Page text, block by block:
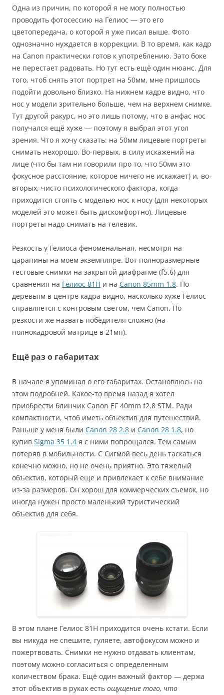
Одна из причин, по которой я не могу полностью
проводить фотосессию на Гелиос — это его
цветопередача, о которой я уже писал выше. Фото
однозначно нуждается в коррекции. В то время, как кадр
на Canon практически готов к употреблению. Зато боке
не перестает радовать. Но тут есть ещё один нюанс. Для
того, чтоб снять этот портрет на 50мм, мне пришлось
подойти довольно близко. На нижнем кадре видно, что
нос у модели зрительно больше, чем на верхнем снимке.
Тут другой ракурс, но это лишь потому, что в анфас нос
получался ещё хуже — поэтому я выбрал этот угол
зрения. Что я хочу сказать: на 50мм лицевые портреты
снимать нехорошо. Во-первых, в силу искажений на
лице (что бы там ни говорили про то, что 50мм это
фокусное расстояние, которое ничего не искажает) и, во-
вторых, чисто психологического фактора, когда
приходится стоять с моделью нос к носу (для некоторых
моделей это может быть дискомфортно). Лицевые
портреты надо снимать на телевик.
Резкость у Гелиоса феноменальная, несмотря на
царапины на моем экземпляре. Вот полноразмерные
тестовые снимки на закрытой диафрагме (f5.6) для
сравнения на Гелиос 81Н и на Canon 85mm 1.8. По
деревьям в центре кадра видно, насколько хуже Гелиос
справляется с контровым светом, чем Canon. По
резкости же назвать победителя сложно (на
полнокадровой матрице в 21мп).
Ещё раз о габаритах
В начале я упоминал о его габаритах. Остановлюсь на
этом подробней. Какое-то время назад я хотел
приобрести блинчик Canon EF 40mm f2.8 STM. Ради
компактности, чтоб иметь объектив для путешествий.
Раньше у меня были Canon 28 2.8 и Canon 28 1.8, но
купив Sigma 35 1.4 я с ними попрощался. Тем самым
потеряв в мобильности. С Сигмой весь день таскаться
конечно можно, но не очень приятно. Это тяжелый
объектив, который еще и привлекает к себе внимание
из-за размеров. Он хорош для коммерческих съемок, но
иногда нужен просто маленький туристический
объектив для себя.
В этом плане Гелиос 81Н приходится очень кстати. Если
вы никуда не спешите, гуляете, автофокусом можно и
пожертвовать. Снимки не нужно отдавать клиентам,
поэтому можно согласиться с определенным
количеством брака. Ещё один важный фактор — держа
этот объектив в руках есть ощущение того, что